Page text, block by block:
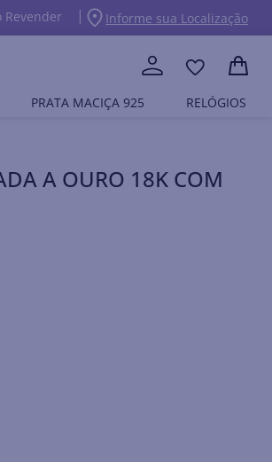
Revender Informe sua Localização
PRATA MACIÇA 925 RELÓGIOS
A OURO 18K COM